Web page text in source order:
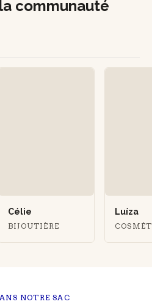
communauté
Célie
BIJOUTIÈRE
Luíza
NOTRE SAC